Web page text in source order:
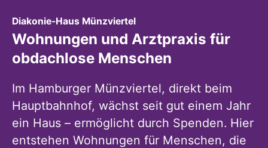
Diakonie-Haus Münzviertel:
Wohnungen und Arztpraxis für
obdachlose Menschen
Im Hamburger Münzviertel, direkt beim
Hauptbahnhof, wächst seit gut einem Jahr
ein Haus – ermöglicht durch Spenden. Hier
entstehen Wohnungen für Menschen, die